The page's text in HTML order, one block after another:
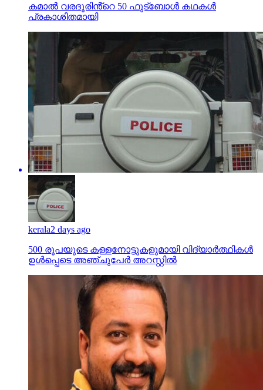
കമാൽ വരദൂരിൻ്റെ 50 ഫുട്ബോൾ കഥകൾ
പ്രകാശിതമായി
kerala2 days ago
500 രൂപയുടെ കള്ളനോട്ടുകളുമായി വിദ്യാര്‍ത്ഥികള്‍
ഉള്‍പ്പെടെ അഞ്ചുപേര്‍ അറസ്റ്റില്‍